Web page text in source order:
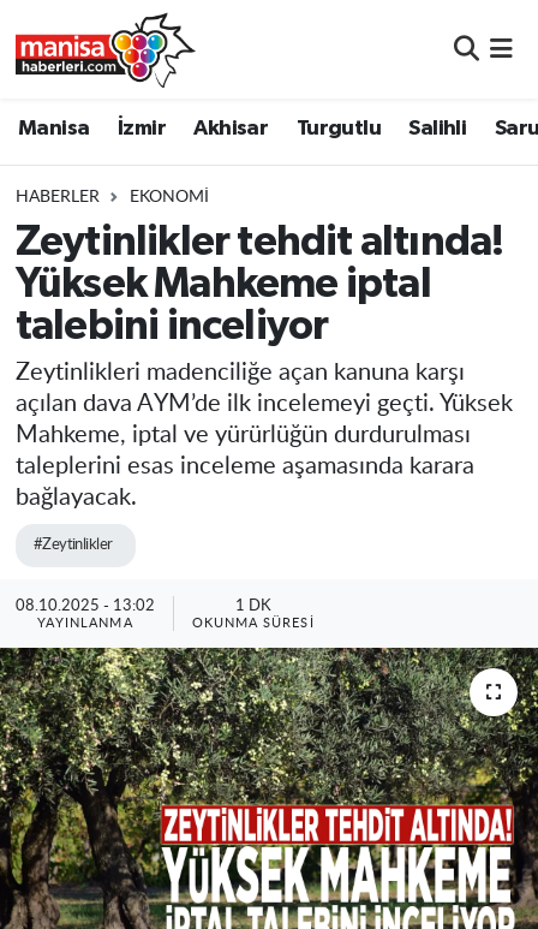
Manisa İzmir Akhisar Turgutlu Salihli
HABERLER EKONOMI
Zeytinlikler tehdit altında!
Yüksek Mahkeme iptal
talebini inceliyor
Zeytinlikleri madenciliğe açan kanuna karşı
açılan dava AYM’de ilk incelemeyi geçti. Yüksek
Mahkeme, iptal ve yürürlüğün durdurulması
taleplerini esas inceleme aşamasında karara
bağlayacak.
#Zeytinlikler
08.10.2025 - 13:02
YAYINLANMA
1 DK
OKUNMA SÜRESI
Turgutlu
Salihli
Saruhanlı
Soma
Manisa Nöbetçi Eczaneler
Manisa Trafik Yoğunluk Haritası
Süper Lig Puan Durumu ve Fikstür
Tüm Manşetler
Son Dakika Haberleri